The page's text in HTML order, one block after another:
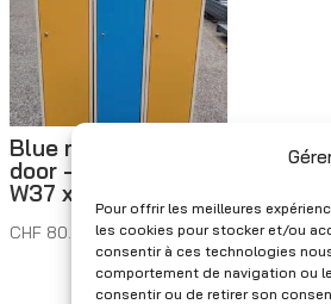
Pour offrir les meilleures
les cookies pour stocker et/ou
consentir à ces technologies
comportement de navigation ou
consentir ou de retirer son
i
v
e
:
Blue metal locker, 1
door – Used, H180 x
W37 x D50 cm
CHF 80.00 (Excl. VAT) Used
CHF